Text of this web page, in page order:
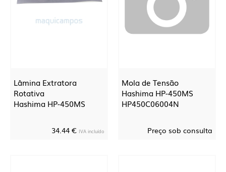
Lâmina Extratora
Rotativa
Hashima HP-450MS
34.44 € IVA incluído
Mola de Tensão
Hashima HP-450MS
HP450C06004N
Preço sob consulta